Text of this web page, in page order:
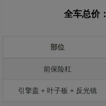
全车总价：
部位
前保险杠
引擎盖 + 叶子板 + 反光镜